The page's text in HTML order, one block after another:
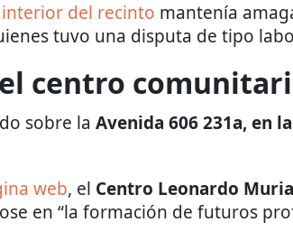
del recinto mantenía
tuvo una disputa de tipo
centro
sobre la Avenida 606 231a, en
web, el Centro Leonardo
en “la formación de futuros